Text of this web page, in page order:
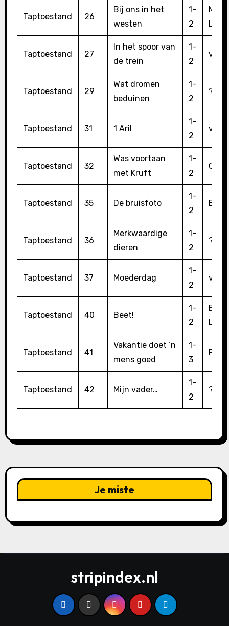
Taptoestand 26
Bij ons in het
westen
1-
2
Taptoestand 27
In het spoor van
de trein
1-
2
van
Taptoestand 29
Wat dromen
beduinen
1-
2
??
Taptoestand 31 1 Aril
1-
2
van
Taptoestand 32
Was voortaan
met Kruft
1-
2
Taptoestand 35 De bruisfoto
1-
2
Bert
Taptoestand 36
Merkwaardige
dieren
1-
2
??
Taptoestand 37 Moederdag
1-
2
van
Taptoestand 40 Beet!
1-
2
Bart
Taptoestand 41
Vakantie doet ‘n
mens goed
1-
3
Fred
Taptoestand 42 Mijn vader…
1-
2
?
Je miste
stripindex.nl